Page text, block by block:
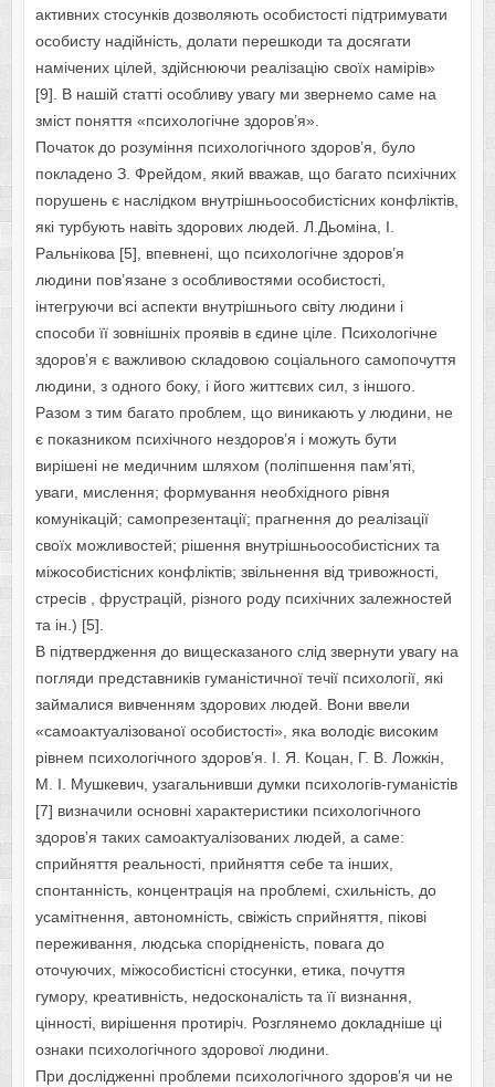
активних стосунків дозволяють особистості підтримувати
особисту надійність, долати перешкоди та досягати
намічених цілей, здійснюючи реалізацію своїх намірів»
[9]. В нашій статті особливу увагу ми звернемо саме на
зміст поняття «психологічне здоров’я».
Початок до розуміння психологічного здоров’я, було
покладено З. Фрейдом, який вважав, що багато психічних
порушень є наслідком внутрішньоособистісних конфліктів,
які турбують навіть здорових людей. Л.Дьоміна, І.
Ральнікова [5], впевнені, що психологічне здоров’я
людини пов’язане з особливостями особистості,
інтегруючи всі аспекти внутрішнього світу людини і
способи її зовнішніх проявів в єдине ціле. Психологічне
здоров’я є важливою складовою соціального самопочуття
людини, з одного боку, і його життєвих сил, з іншого.
Разом з тим багато проблем, що виникають у людини, не
є показником психічного нездоров’я і можуть бути
вирішені не медичним шляхом (поліпшення пам’яті,
уваги, мислення; формування необхідного рівня
комунікацій; самопрезентації; прагнення до реалізації
своїх можливостей; рішення внутрішньоособистісних та
міжособистісних конфліктів; звільнення від тривожності,
стресів , фрустрацій, різного роду психічних залежностей
та ін.) [5].
В підтвердження до вищесказаного слід звернути увагу на
погляди представників гуманістичної течії психології, які
займалися вивченням здорових людей. Вони ввели
«самоактуалізованої особистості», яка володіє високим
рівнем психологічного здоровʼя. І. Я. Коцан, Г. В. Ложкін,
М. І. Мушкевич, узагальнивши думки психологів-гуманістів
[7] визначили основні характеристики психологічного
здоровʼя таких самоактуалізованих людей, а саме:
сприйняття реальності, прийняття себе та інших,
спонтанність, концентрація на проблемі, схильність, до
усамітнення, автономність, свіжість сприйняття, пікові
переживання, людська спорідненість, повага до
оточуючих, міжособистісні стосунки, етика, почуття
гумору, креативність, недосконалість та її визнання,
цінності, вирішення протиріч. Розглянемо докладніше ці
ознаки психологічного здорової людини.
При дослідженні проблеми психологічного здоров’я чи не